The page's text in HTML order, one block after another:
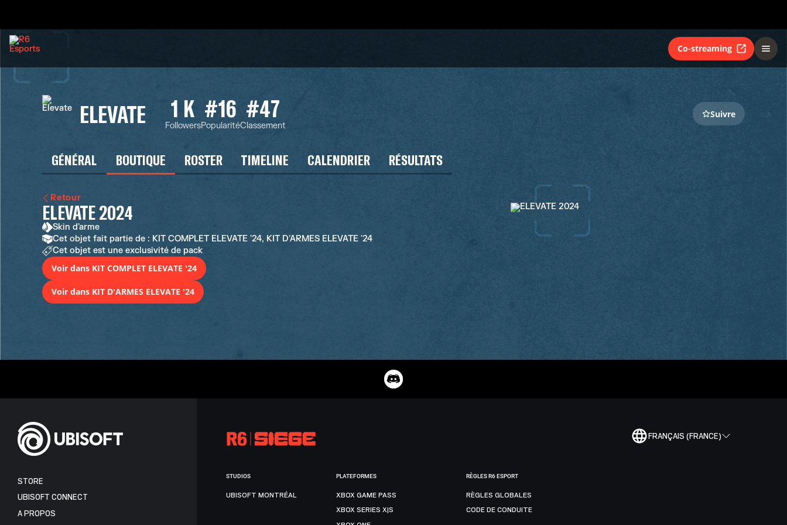
Co-streaming
ELEVATE 1 K
Followers
#16
Popularité
#47
Classement
Suivre
GÉNÉRAL BOUTIQUE ROSTER TIMELINE CALENDRIER RÉSULTATS
Retour
ELEVATE 2024
Skin d'arme
Cet objet fait partie de : KIT COMPLET ELEVATE '24, KIT D'ARMES ELEVATE '24
Cet objet est une exclusivité de pack
Voir dans KIT COMPLET ELEVATE '24
Voir dans KIT D'ARMES ELEVATE '24
FRANÇAIS (FRANCE)
STORE
UBISOFT CONNECT
A PROPOS
STUDIOS
UBISOFT MONTRÉAL
PLATEFORMES
XBOX GAME PASS
XBOX SERIES X|S
RÈGLES R6 ESPORT
RÈGLES GLOBALES
CODE DE CONDUITE